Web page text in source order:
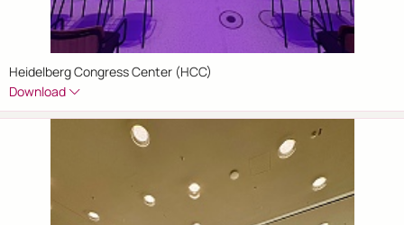
Heidelberg Congress Center (HCC)
Download